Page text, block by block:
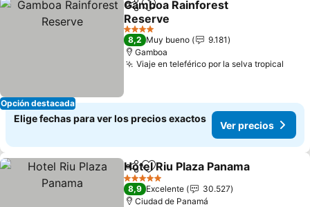
Opción destacada
CompartirAgregar a favoritos
Gamboa Rainforest
Reserve
Ver precios
4 Estrellas
8,2 Muy bueno
9.181
Gamboa
Viaje en teleférico por la selva tropical
Elige fechas para ver los precios exactos
Ver precios
CompartirAgregar a favoritos
Hotel Riu Plaza Panama
5 Estrellas
8,9 Excelente
30.527
Ciudad de Panamá